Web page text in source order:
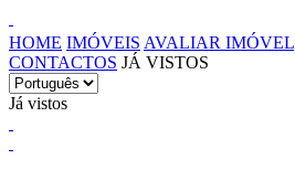
HOME IMÓVEIS AVALIAR IMÓVEL
CONTACTOS JÁ VISTOS
Já vistos